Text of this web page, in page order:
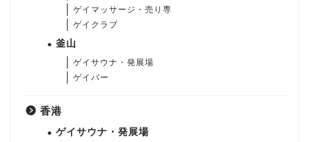
ゲイマッサージ・売り専
ゲイクラブ
釜山
ゲイサウナ・発展場
ゲイバー
香港
ゲイサウナ・発展場